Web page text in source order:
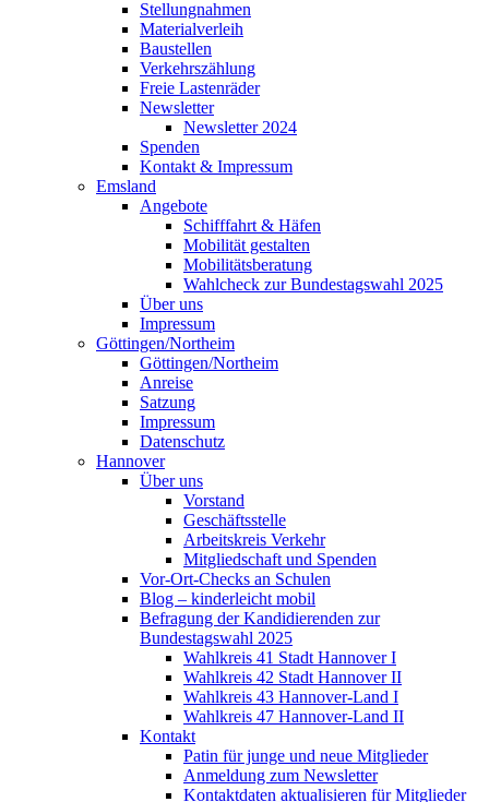
Stellungnahmen
Materialverleih
Baustellen
Verkehrszählung
Freie Lastenräder
Newsletter
Newsletter 2024
Spenden
Kontakt & Impressum
Emsland
Angebote
Schifffahrt & Häfen
Mobilität gestalten
Mobilitätsberatung
Wahlcheck zur Bundestagswahl 2025
Über uns
Impressum
Göttingen/Northeim
Göttingen/Northeim
Anreise
Satzung
Impressum
Datenschutz
Hannover
Über uns
Vorstand
Geschäftsstelle
Arbeitskreis Verkehr
Mitgliedschaft und Spenden
Vor-Ort-Checks an Schulen
Blog – kinderleicht mobil
Befragung der Kandidierenden zur
Bundestagswahl 2025
Wahlkreis 41 Stadt Hannover I
Wahlkreis 42 Stadt Hannover II
Wahlkreis 43 Hannover-Land I
Wahlkreis 47 Hannover-Land II
Kontakt
Patin für junge und neue Mitglieder
Anmeldung zum Newsletter
Kontaktdaten aktualisieren für Mitglieder